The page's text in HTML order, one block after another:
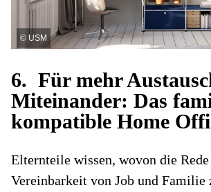
© USM
6. Für mehr
Miteinander: Das
kompatible Home
Elternteile wissen, wovon die
Vereinbarkeit von Job und Familie